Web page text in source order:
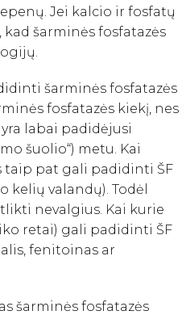
Jei kalcio ir fosfatų
šarminės fosfatazės
šarminės fosfatazės
fosfatazės kiekį, nes
labai padidėjusi
šuolio“) metu. Kai
taip pat gali padidinti ŠF
kelių valandų). Todėl
nevalgius. Kai kurie
retai) gali padidinti ŠF
fenitoinas ar
šarminės fosfatazės